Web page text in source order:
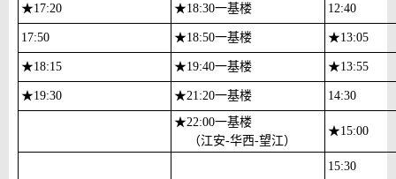
★17:20 ★18:30一基楼 12:40
17:50 ★18:50一基楼 ★13:05
★18:15 ★19:40一基楼 ★13:55
★19:30 ★21:20一基楼
14:30
★22:00一基楼
（江安-华西-望江）
★15:00
15:30